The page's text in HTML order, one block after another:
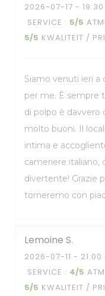
2026-07-17 -
SERVICE : 5/5
5/5 KWALITEIT /
Siamo venuti ieri a
per me. È sempre
di polpo è davvero
molto buoni. Il
intima e
cameriere italiano,
divertente! Grazie
torneremo con
Lemoine S
2026-07-11 - 21:00
SERVICE : 4/5
5/5 KWALITEIT /